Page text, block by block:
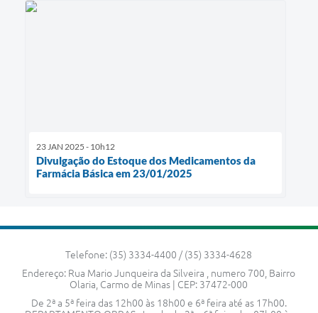
23 JAN 2025 - 10h12
Divulgação do Estoque dos Medicamentos da
Farmácia Básica em 23/01/2025
Telefone: (35) 3334-4400 / (35) 3334-4628
Endereço: Rua Mario Junqueira da Silveira , numero 700, Bairro
Olaria, Carmo de Minas | CEP: 37472-000
De 2ª a 5ª feira das 12h00 às 18h00 e 6ª feira até as 17h00.